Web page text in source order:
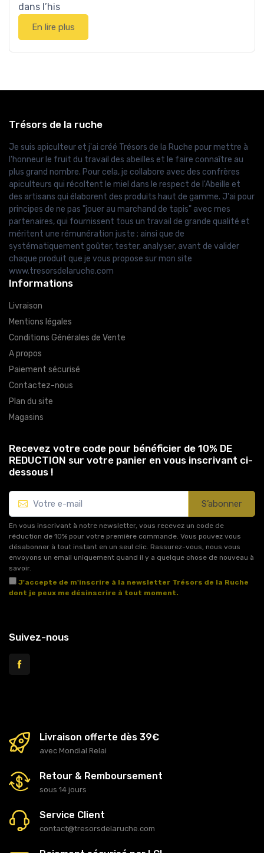
dans l’his
En lire plus
Trésors de la ruche
Je suis apiculteur et j'ai créé Trésors de la Ruche pour mettre à
l'honneur le fruit du travail des abeilles et le faire connaître au
plus grand nombre. Pour cela, je collabore avec des confrères
apiculteurs qui récoltent le miel dans le respect de l'Abeille et
des artisans qui élaborent des produits haut de gamme. J'ai pour
principes de ne pas "jouer au marchand de tapis" avec mes
partenaires, qui fournissent tous un travail de grande qualité et
méritent une rémunération juste ; ainsi que de
systématiquement goûter, tester, analyser, avant de valider
chaque produit que je vous propose sur mon site
www.tresorsdelaruche.com
Informations
Livraison
Mentions légales
Conditions Générales de Vente
A propos
Paiement sécurisé
Contactez-nous
Plan du site
Magasins
Recevez votre code pour bénéficier de 10% DE
REDUCTION sur votre panier en vous inscrivant ci-
dessous !
S’abonner
En vous inscrivant à notre newsletter, vous recevez un code de
réduction de 10% pour votre première commande. Vous pouvez vous
désabonner à tout instant en un seul clic. Rassurez-vous, nous vous
envoyons un email uniquement quand il y a quelque chose de nouveau à
savoir.
J'accepte de m'inscrire à la newsletter Trésors de la Ruche
dont je peux me désinscrire à tout moment.
Suivez-nous
Livraison offerte dès 39€
avec Mondial Relai
Retour & Remboursement
sous 14 jours
Service Client
contact@tresorsdelaruche.com